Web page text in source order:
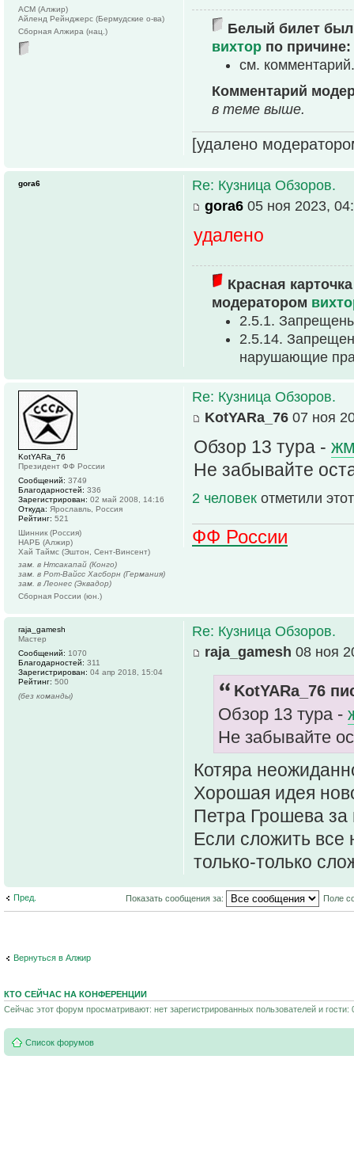
Белый билет был
вихтор по причине:
см. комментарий.
Комментарий
в теме выше.
[удалено
АСМ (Алжир)
Айленд Рейнджерс (Бермудские о-ва)
Сборная Алжира (нац.)
Re: Кузница Обзоров.
gora6 05 ноя 2023,
удалено
Красная
модератором
2.5.1.
2.5.14.
нарушающие
gora6
Re: Кузница Обзоров.
KotYARa_76 07 ноя
Обзор 13 тура -
Не забывайте
2 человек отметили
ФФ России
KotYARa_76
Президент ФФ России
Сообщений: 3749
Благодарностей: 336
Зарегистрирован: 02 май 2008, 14:16
Откуда: Ярославль, Россия
Рейтинг: 521
Шинник (Россия)
НАРБ (Алжир)
Хай Таймс (Эштон, Сент-Винсент)
зам. в Нтсакапай (Конго)
зам. в Рот-Вайсс Хасборн (Германия)
зам. в Леонес (Эквадор)
Сборная России (юн.)
Re: Кузница Обзоров.
raja_gamesh 08 ноя
KotYARa_76
Обзор 13 тура -
Не забывайте
Котяра
Хорошая идея
Петра Грошева
Если сложить все
только-только
raja_gamesh
Мастер
Сообщений: 1070
Благодарностей: 311
Зарегистрирован: 04 апр 2018, 15:04
Рейтинг: 500
(без команды)
Пред. Показать сообщения за: Поле
Вернуться в Алжир
КТО СЕЙЧАС НА КОНФЕРЕНЦИИ
Сейчас этот форум просматривают: нет зарегистрированных пользователей и гости:
Список форумов